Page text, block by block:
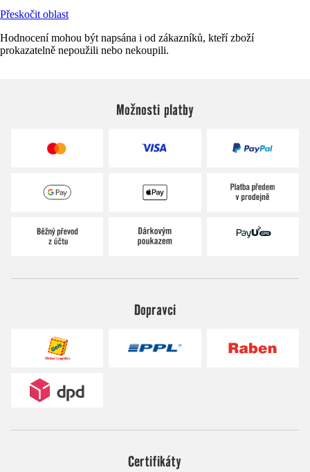
Přeskočit oblast
Hodnocení mohou být napsána i od zákazníků, kteří zboží
prokazatelně nepoužili nebo nekoupili.
Možnosti platby
Dopravci
Certifikáty